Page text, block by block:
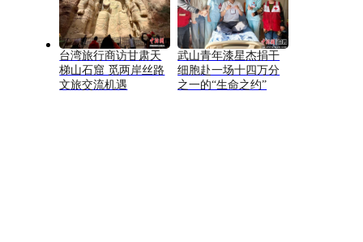
台湾旅行商访甘肃天
梯山石窟 觅两岸丝路
文旅交流机遇
武山青年漆星杰捐干
细胞赴一场十四万分
之一的“生命之约”